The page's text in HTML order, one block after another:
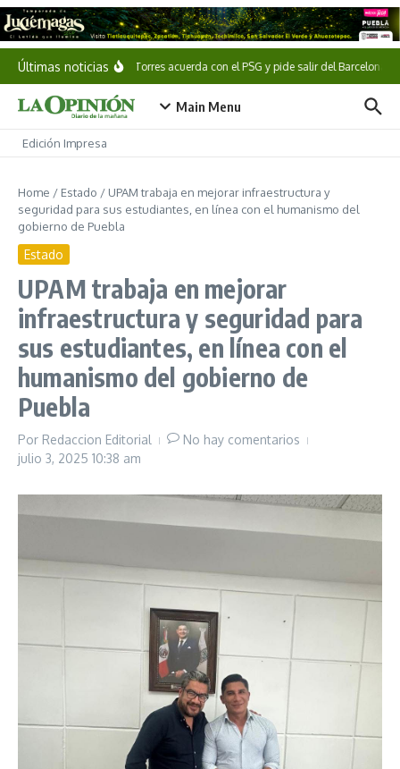
Saltar al contenido
Últimas noticiasFerran Torres acuerda con el PSG y pide salir del Barcelona
Main Menu
Edición Impresa
Home / Estado / UPAM trabaja en mejorar infraestructura y
seguridad para sus estudiantes, en línea con el humanismo del
gobierno de Puebla
Estado
UPAM trabaja en mejorar
infraestructura y seguridad para
sus estudiantes, en línea con el
humanismo del gobierno de
Puebla
Por Redaccion Editorial
No hay comentarios
julio 3, 2025 10:38 am